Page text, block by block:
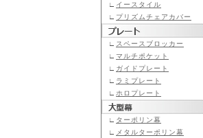
∟ イースタイル
∟ プリズムチェアカバー
∟ スペースブロッカー
∟ マルチポケット
∟ ガイドプレート
∟ ラミプレート
∟ ホロプレート
∟ ターポリン幕
∟
メタルターポリン幕